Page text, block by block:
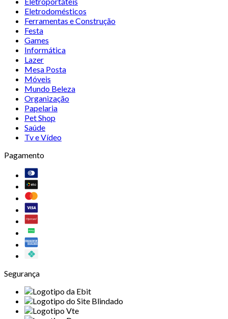
Eletrodomésticos
Ferramentas e Construção
Festa
Games
Informática
Lazer
Mesa Posta
Móveis
Mundo Beleza
Organização
Papelaria
Pet Shop
Saúde
Tv e Vídeo
Pagamento
Segurança